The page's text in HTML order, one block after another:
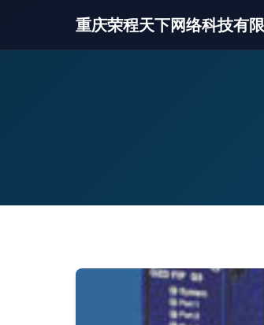
重庆荣程天下网络科技有